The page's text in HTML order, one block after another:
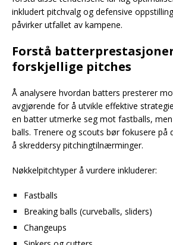
inkludert pitchvalg og defensive
påvirker utfallet av kampene.
Forstå
forskjellige pitches
Å analysere hvordan batters presterer
avgjørende for å utvikle effektive
en batter utmerke seg mot fastballs,
balls. Trenere og scouts bør fokusere på
å skreddersy pitchingtilnærminger.
Nøkkelpitchtyper å vurdere inkluderer:
Fastballs
Breaking balls (curveballs, sliders)
Changeups